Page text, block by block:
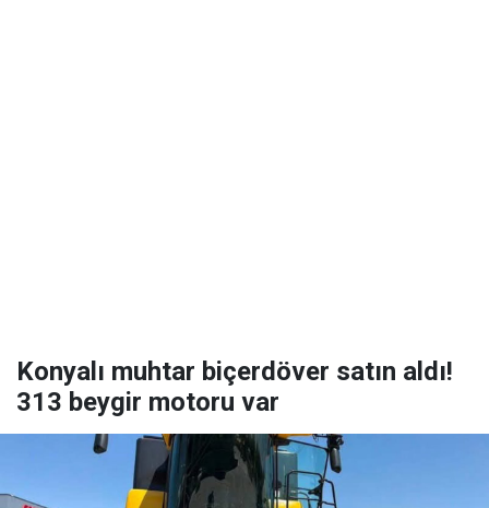
Konyalı muhtar biçerdöver satın aldı!
313 beygir motoru var